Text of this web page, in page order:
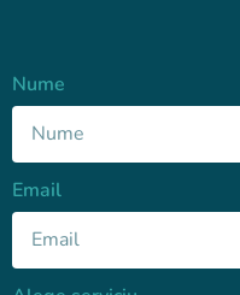
Nume
Email